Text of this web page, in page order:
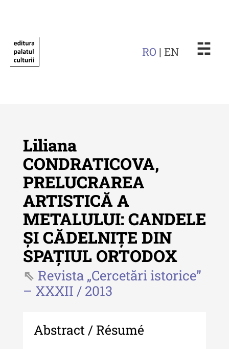
RO | EN ☵
Revista "Cercetări istorice"
Revista "Cercetări istorice" - XLIV
- 2025
Revista "Cercetări istorice" - XLIII
- 2024
Revista "Cercetări istorice" - XLII -
2023
Indexul Complet
Buletinul ”Ioan Neculce” al Muzeului
Liliana
CONDRATICOVA,
PRELUCRAREA
ARTISTICĂ A
METALULUI: CANDELE
ȘI CĂDELNIȚE DIN
SPAȚIUL ORTODOX
Revista „Cercetări istorice”
– XXXII / 2013
Abstract / Résumé